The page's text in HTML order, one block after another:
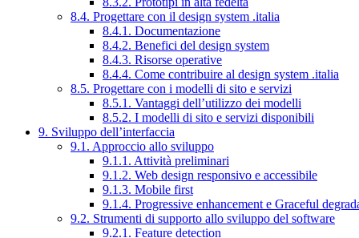
8.4. Progettare con il design system .italia
8.4.1. Documentazione
8.4.2. Benefici del design system
8.4.3. Risorse operative
8.4.4. Come contribuire al design system .italia
8.5. Progettare con i modelli di sito e servizi
8.5.1. Vantaggi dell’utilizzo dei modelli
8.5.2. I modelli di sito e servizi disponibili
9. Sviluppo dell’interfaccia
9.1. Approccio allo sviluppo
9.1.1. Attività preliminari
9.1.2. Web design responsivo e accessibile
9.1.3. Mobile first
9.1.4. Progressive enhancement e Graceful
9.2. Strumenti di supporto allo sviluppo del software
9.2.1. Feature detection